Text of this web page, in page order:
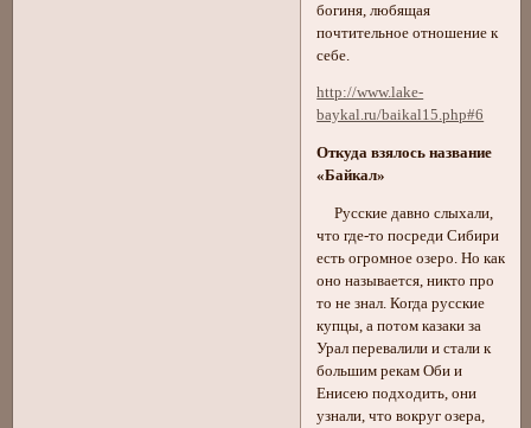
богиня, любящая
почтительное отношение к
себе.
http://www.lake-
baykal.ru/baikal15.php#6
Откуда взялось название
«Байкал»
Русские давно слыхали,
что где-то посреди Сибири
есть огромное озеро. Но как
оно называется, никто про
то не знал. Когда русские
купцы, а потом казаки за
Урал перевалили и стали к
большим рекам Оби и
Енисею подходить, они
узнали, что вокруг озера,